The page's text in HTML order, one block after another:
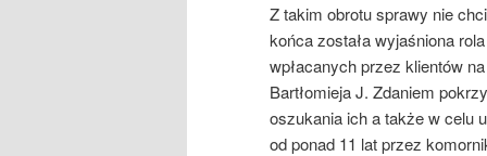
Z takim obrotu sprawy nie
końca została wyjaśniona
wpłacanych przez klientów
Bartłomieja J. Zdaniem
oszukania ich a także w celu
od ponad 11 lat przez